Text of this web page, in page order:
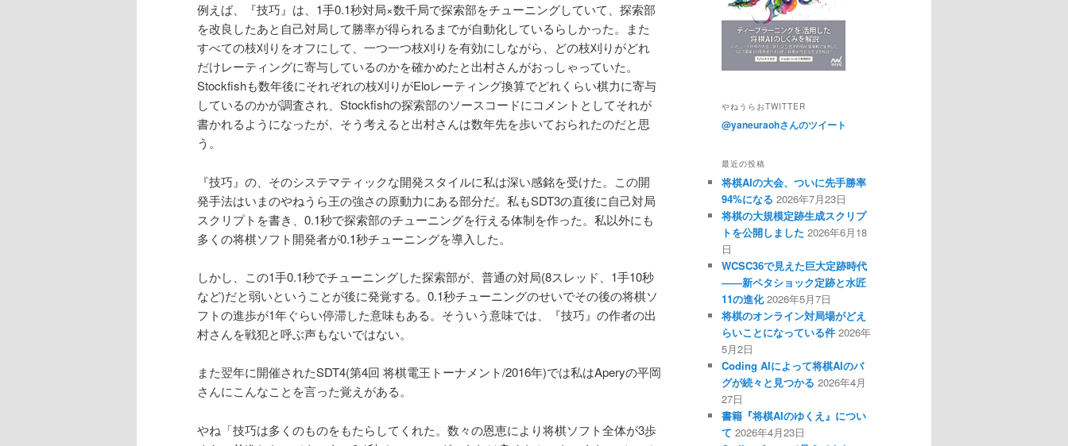
例えば、『技巧』は、1手0.1秒対局×数千局で探索部をチューニングしていて、探索部
を改良したあと自己対局して勝率が得られるまでが自動化しているらしかった。また
すべての枝刈りをオフにして、一つ一つ枝刈りを有効にしながら、どの枝刈りがどれ
だけレーティングに寄与しているのかを確かめたと出村さんがおっしゃっていた。
Stockfishも数年後にそれぞれの枝刈りがEloレーティング換算でどれくらい棋力に寄与
しているのかが調査され、Stockfishの探索部のソースコードにコメントとしてそれが
書かれるようになったが、そう考えると出村さんは数年先を歩いておられたのだと思
う。
『技巧』の、そのシステマティックな開発スタイルに私は深い感銘を受けた。この開
発手法はいまのやねうら王の強さの原動力にある部分だ。私もSDT3の直後に自己対局
スクリプトを書き、0.1秒で探索部のチューニングを行える体制を作った。私以外にも
多くの将棋ソフト開発者が0.1秒チューニングを導入した。
しかし、この1手0.1秒でチューニングした探索部が、普通の対局(8スレッド、1手10秒
など)だと弱いということが後に発覚する。0.1秒チューニングのせいでその後の将棋ソ
フトの進歩が1年ぐらい停滞した意味もある。そういう意味では、『技巧』の作者の出
村さんを戦犯と呼ぶ声もないではない。
また翌年に開催されたSDT4(第4回 将棋電王トーナメント/2016年)では私はAperyの平岡
さんにこんなことを言った覚えがある。
やね「技巧は多くのものをもたらしてくれた。数々の恩恵により将棋ソフト全体が3歩
やねうらおTWITTER
@yaneuraohさんのツイート
最近の投稿
将棋AIの大会、ついに先手勝率
94%になる 2026年7月23日
将棋の大規模定跡生成スクリプ
トを公開しました 2026年6月18
日
WCSC36で見えた巨大定跡時代
――新ペタショック定跡と水匠
11の進化 2026年5月7日
将棋のオンライン対局場がどえ
らいことになっている件 2026年
5月2日
Coding AIによって将棋AIのバ
グが続々と見つかる 2026年4月
27日
書籍『将棋AIのゆくえ』につい
て 2026年4月23日